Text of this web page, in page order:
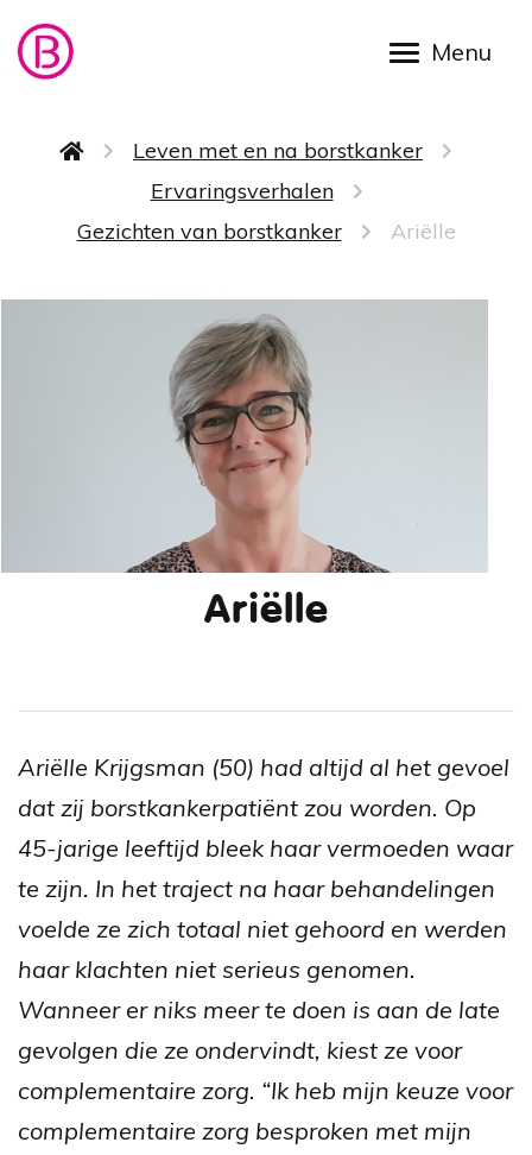
Overslaan en naar de inhoud gaan
KruimelpadLeven met en na borstkanker
Ervaringsverhalen
Gezichten van borstkanker
Ariëlle
Ariëlle
Ariëlle Krijgsman (50) had altijd al het gevoel
dat zij borstkankerpatiënt zou worden. Op
45-jarige leeftijd bleek haar vermoeden waar
te zijn. In het traject na haar behandelingen
voelde ze zich totaal niet gehoord en werden
haar klachten niet serieus genomen.
Wanneer er niks meer te doen is aan de late
gevolgen die ze ondervindt, kiest ze voor
complementaire zorg. “Ik heb mijn keuze voor
complementaire zorg besproken met mijn